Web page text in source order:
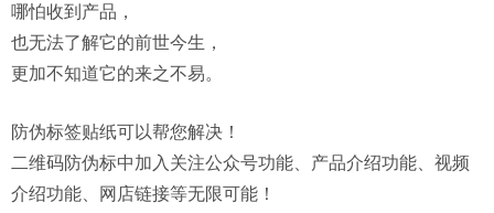
哪怕收到产品，
也无法了解它的前世今生，
更加不知道它的来之不易。
防伪标签贴纸可以帮您解决！
二维码防伪标中加入关注公众号功能、产品介绍功能、视频
介绍功能、网店链接等无限可能！